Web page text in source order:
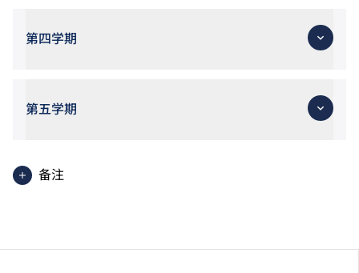
第四学期
第五学期
备注